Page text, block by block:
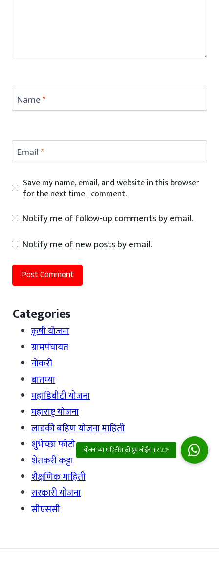
Name*
Email*
Save my name, email, and website in this browser
for the next time I comment.
Notify me of follow-up comments by email.
Notify me of new posts by email.
Categories
कृषी योजना
ग्रामपंचायत
नोकरी
बातम्या
महाडिबीटी योजना
महाराष्ट्र योजना
लाडकी बहिण योजना माहिती
शुभेच्छा फोटो
शेतकरी कट्टा
शैक्षणिक माहिती
सरकारी योजना
सीएससी